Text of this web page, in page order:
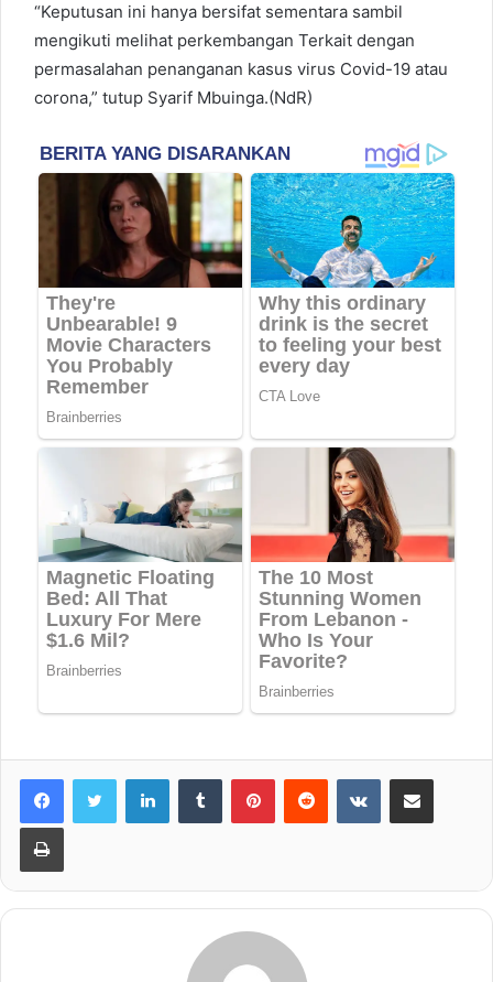
“Keputusan ini hanya bersifat sementara sambil
mengikuti melihat perkembangan Terkait dengan
permasalahan penanganan kasus virus Covid-19 atau
corona,” tutup Syarif Mbuinga.(NdR)